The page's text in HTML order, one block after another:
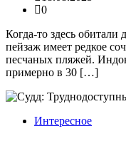
0
Когда-то здесь
пейзаж имеет редкое
песчаных пляжей.
примерно в 30 […]
Интересное